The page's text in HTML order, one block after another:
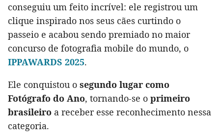
conseguiu um feito incrível: ele registrou um
clique inspirado nos seus cães curtindo o
passeio e acabou sendo premiado no maior
concurso de fotografia mobile do mundo, o
IPPAWARDS 2025.
Ele conquistou o segundo lugar como
Fotógrafo do Ano, tornando-se o primeiro
brasileiro a receber esse reconhecimento nessa
categoria.